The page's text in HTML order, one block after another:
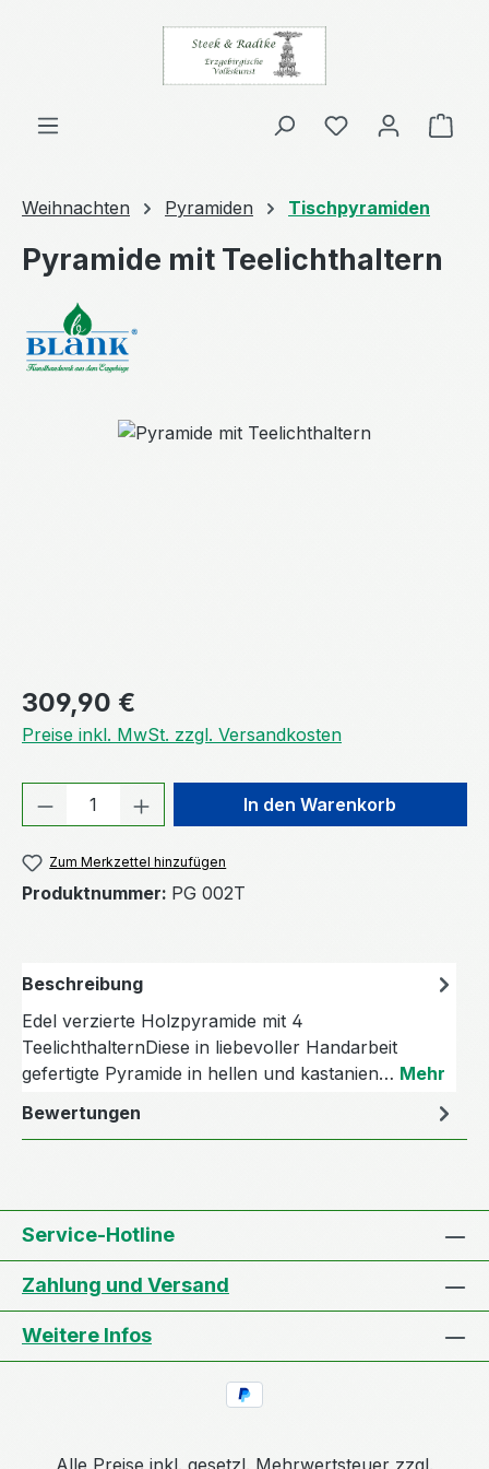
Zum Hauptinhalt springen
Weihnachten Pyramiden Tischpyramiden
Pyramide mit Teelichthaltern
Bildergalerie überspringen
Regulärer Preis:
309,90 €
Preise inkl. MwSt. zzgl. Versandkosten
Produkt Anzahl: Gib denIn den Warenkorb
Zum Merkzettel hinzufügen
Produktnummer: PG 002T
Beschreibung
Edel verzierte Holzpyramide mit 4
TeelichthalternDiese in liebevoller Handarbeit
gefertigte Pyramide in hellen und kastanien… Mehr
Bewertungen
Service-Hotline
Zahlung und Versand
Weitere Infos
Alle Preise inkl. gesetzl. Mehrwertsteuer zzgl.